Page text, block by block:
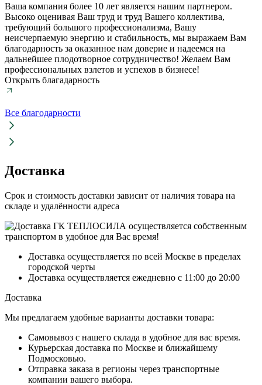
Ваша компания более 10 лет является нашим партнером.
Высоко оценивая Ваш труд и труд Вашего коллектива,
требующий большого профессионализма, Вашу
неисчерпаемую энергию и стабильность, мы выражаем Вам
благодарность за оказанное нам доверие и надеемся на
дальнейшее плодотворное сотрудничество! Желаем Вам
профессиональных взлетов и успехов в бизнесе!
Открыть благадарность
Все благодарности
Доставка
Срок и стоимость доставки зависит от наличия товара на
складе и удалённости адреса
Доставка осуществляется по всей Москве в пределах
городской черты
Доставка осуществляется ежедневно с 11:00 до 20:00
Доставка
Мы предлагаем удобные варианты доставки товара:
Самовывоз с нашего склада в удобное для вас время.
Курьерская доставка по Москве и ближайшему
Подмосковью.
Отправка заказа в регионы через транспортные
компании вашего выбора.